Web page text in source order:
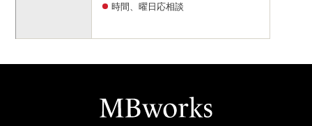
時間、曜日応相談